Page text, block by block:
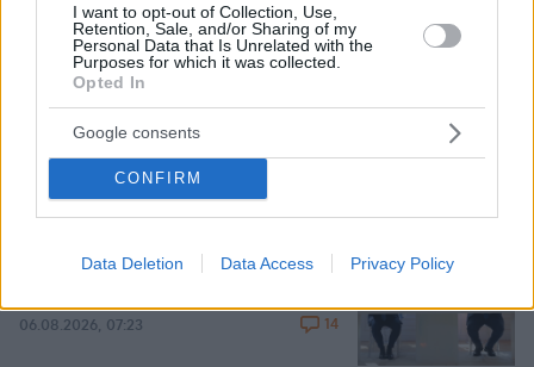
I want to opt-out of Collection, Use,
Retention, Sale, and/or Sharing of my
Personal Data that Is Unrelated with the
Purposes for which it was collected.
Opted In
Google consents
CONFIRM
Data Deletion Data Access Privacy Policy
«Να είναι γαλήνια τα νερά του
τελευταίου σου ταξιδιού»: Συγκινεί ο
αδελφός του υπάρχου του Superferry
που βρέθηκε νεκρός στην καμπίνα του
Πώς μπήκε η γαλλική σφραγίδα στο
γεωπολιτική σημασία της εμπλοκής
06.08.2026, 07:23 14